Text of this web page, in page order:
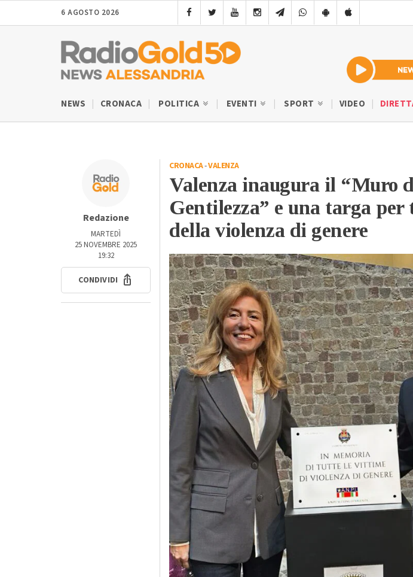
6 AGOSTO 2026
NEWS CRONACA POLITICA EVENTI SPORT VIDEO
Redazione
MARTEDÌ
25 NOVEMBRE 2025
19:32
CONDIVIDI
CRONACA-VALENZA
Valenza inaugura il “Muro
Gentilezza” e una targa
della violenza di genere